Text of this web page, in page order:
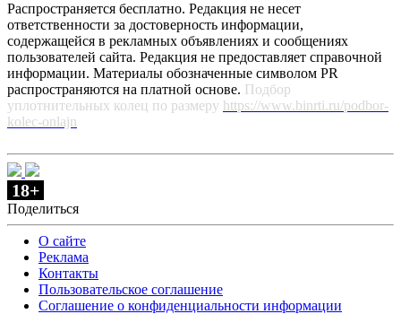
Распространяется бесплатно. Редакция не несет
ответственности за достоверность информации,
содержащейся в рекламных объявлениях и сообщениях
пользователей сайта. Редакция не предоставляет справочной
информации. Материалы обозначенные символом PR
распространяются на платной основе. Подбор
уплотнительных колец по размеру https://www.binrti.ru/podbor-
kolec-onlajn
18+
Поделиться
О сайте
Реклама
Контакты
Пользовательское соглашение
Соглашение о конфиденциальности информации